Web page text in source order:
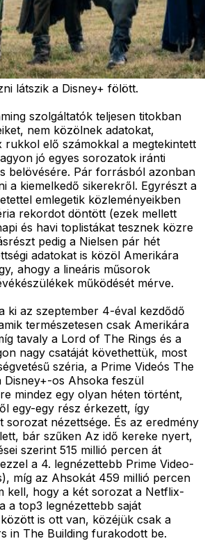
látszik a Disney+ fölött.
szolgáltatók teljesen titokban
nem közölnek adatokat,
rukkol elő számokkal a megtekintett
jó egyes sorozatok iránti
belövésére. Pár forrásból azonban
a kiemelkedő sikerekről. Egyrészt a
emlegetik közleményeikben
rekordot döntött (ezek mellett
és havi toplistákat tesznek közre
pedig a Nielsen pár hét
adatokat is közöl Amerikára
ahogy a lineáris műsorok
működését mérve.
ki az szeptember 4-éval kezdődő
természetesen csak Amerikára
tavaly a Lord of The Rings és a
nagy csatáját követhettük, most
széria, a Prime Videós The
Disney+-os Ahsoka feszül
mindez egy olyan héten történt,
egy-egy rész érkezett, így
sorozat nézettsége. És az eredmény
bár szűken Az idő kereke nyert,
szerint 515 millió percen át
a 4. legnézettebb Prime Video-
míg az Ahsokát 459 millió percen
kell, hogy a két sorozat a Netflix-
a top3 legnézettebb saját
is ott van, közéjük csak a
in The Building furakodott be.